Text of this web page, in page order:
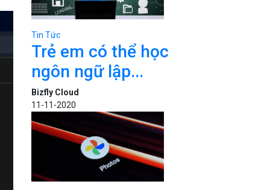
Tin Tức
Trẻ em có thể học
ngôn ngữ lập...
Bizfly Cloud
11-11-2020